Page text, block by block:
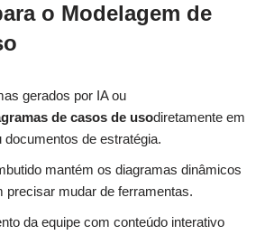
o Modelagem de
gerados por IA ou
de casos de usodiretamente em
documentos de estratégia.
mantém os diagramas dinâmicos
mudar de ferramentas.
da equipe com conteúdo interativo